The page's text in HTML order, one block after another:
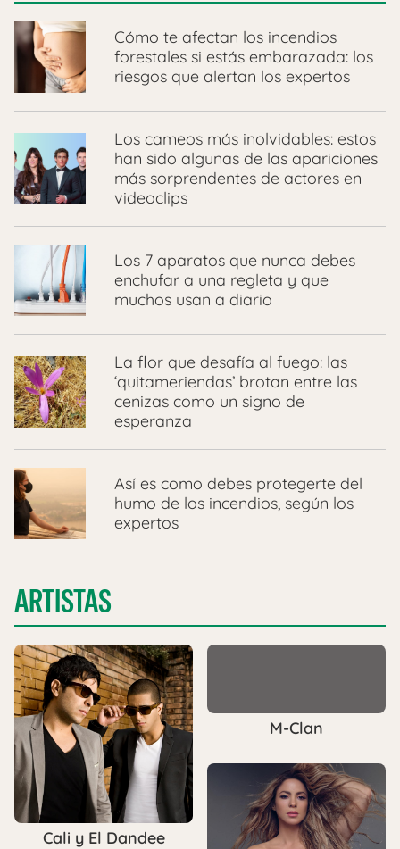
Cómo te afectan los incendios
forestales si estás embarazada: los
riesgos que alertan los expertos
Los cameos más inolvidables: estos
han sido algunas de las apariciones
más sorprendentes de actores en
videoclips
Los 7 aparatos que nunca debes
enchufar a una regleta y que
muchos usan a diario
La flor que desafía al fuego: las
‘quitameriendas’ brotan entre las
cenizas como un signo de
esperanza
Así es como debes protegerte del
humo de los incendios, según los
expertos
ARTISTAS
Cali y El Dandee
M-Clan